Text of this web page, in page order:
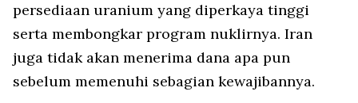
persediaan uranium yang diperkaya tinggi
serta membongkar program nuklirnya. Iran
juga tidak akan menerima dana apa pun
sebelum memenuhi sebagian kewajibannya.